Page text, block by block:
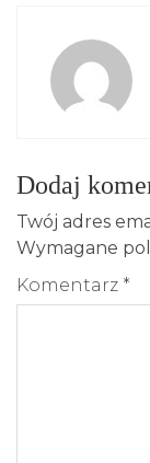
Dodaj
Twój adres
Wymagane
Komentarz *